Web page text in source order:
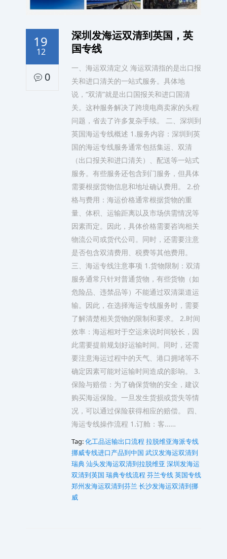
19
12
0
深圳发海运双清到英国，英
国专线
一、海运双清定义 海运双清指的是出口报
关和进口清关的一站式服务。具体地
说，“双清”就是出口国报关和进口国清
关。这种服务解决了跨境电商卖家的头程
问题，省去了许多复杂手续。 二、深圳到
英国海运专线概述 1.服务内容：深圳到英
国的海运专线服务通常包括集运、双清
（出口报关和进口清关）、配送等一站式
服务。有些服务还包含到门服务，但具体
需要根据货物信息和地址确认费用。 2.价
格与费用：海运价格通常根据货物的重
量、体积、运输距离以及市场供需情况等
因素而定。因此，具体价格需要咨询相关
物流公司或货代公司。同时，还需要注意
是否包含双清费用、税费等其他费用。
三、海运专线注意事项 1.货物限制：双清
服务通常只针对普通货物，有些货物（如
危险品、违禁品等）不能通过双清渠道运
输。因此，在选择海运专线服务时，需要
了解清楚相关货物的限制和要求。 2.时间
效率：海运相对于空运来说时间较长，因
此需要提前规划好运输时间。同时，还需
要注意海运过程中的天气、港口拥堵等不
确定因素可能对运输时间造成的影响。 3.
保险与赔偿：为了确保货物的安全，建议
购买海运保险。一旦发生货损或货失等情
况，可以通过保险获得相应的赔偿。 四、
海运专线操作流程 1.订舱：客……
Tag:化工品运输出口流程 拉脱维亚海派专线
挪威专线进口产品到中国 武汉发海运双清到
瑞典汕头发海运双清到拉脱维亚 深圳发海运
双清到英国 瑞典专线流程 芬兰专线英国专线
郑州发海运双清到芬兰 长沙发海运双清到挪
威